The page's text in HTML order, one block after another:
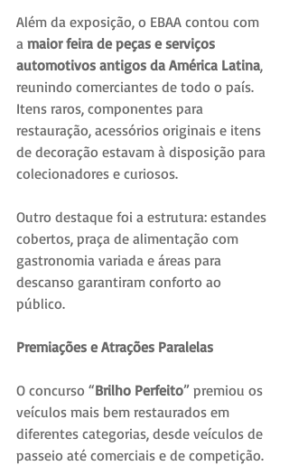
Além da exposição, o EBAA contou com
a maior feira de peças e serviços
automotivos antigos da América Latina,
reunindo comerciantes de todo o país.
Itens raros, componentes para
restauração, acessórios originais e itens
de decoração estavam à disposição para
colecionadores e curiosos.
Outro destaque foi a estrutura: estandes
cobertos, praça de alimentação com
gastronomia variada e áreas para
descanso garantiram conforto ao
público.
Premiações e Atrações Paralelas
O concurso “Brilho Perfeito” premiou os
veículos mais bem restaurados em
diferentes categorias, desde veículos de
passeio até comerciais e de competição.